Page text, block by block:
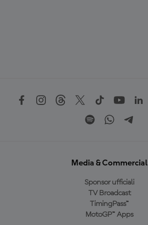
Media & Commercial
Sponsor ufficiali
TV Broadcast
TimingPass™
MotoGP™ Apps